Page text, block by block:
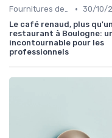
Fournitures de Café en Gros • 30/10/
Le café renaud, plus qu'un
restaurant à Boulogne:
incontournable pour les
professionnels